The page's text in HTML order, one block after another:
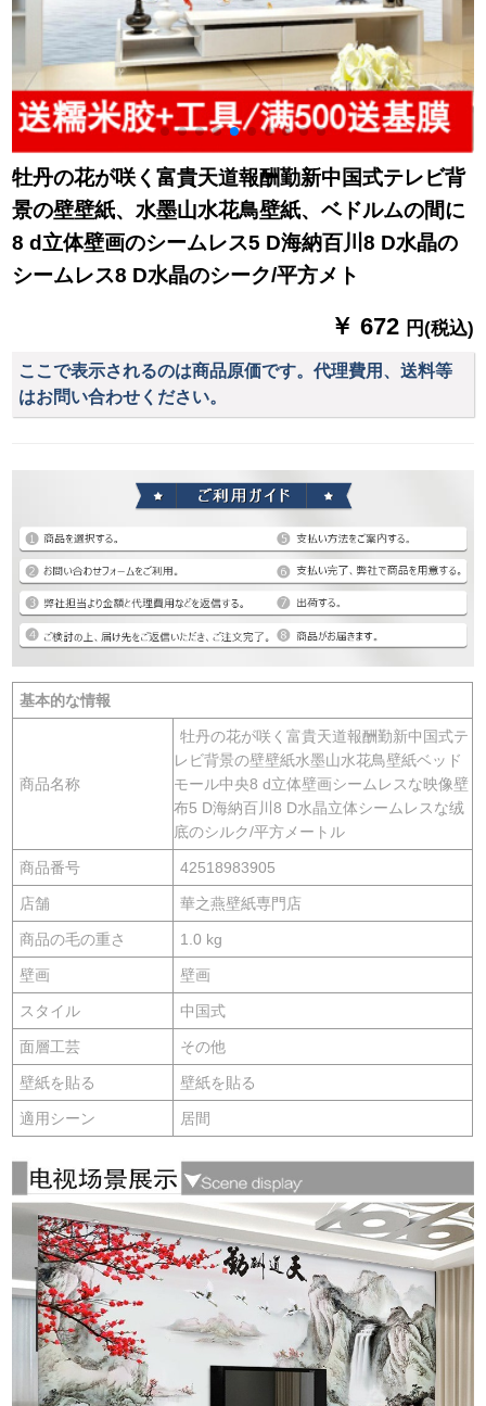
牡丹の花が咲く富貴天道報酬勤新中国式テレビ背
景の壁壁紙、水墨山水花鳥壁紙、ベドルムの間に
8 d立体壁画のシームレス5 D海納百川8 D水晶の
シームレス8 D水晶のシーク/平方メト
￥ 672 円(税込)
ここで表示されるのは商品原価です。代理費用、送料等
はお問い合わせください。
基本的な情報
商品名称
牡丹の花が咲く富貴天道報酬勤新中国式テ
レビ背景の壁壁紙水墨山水花鳥壁紙ベッド
モール中央8 d立体壁画シームレスな映像壁
布5 D海納百川8 D水晶立体シームレスな绒
底のシルク/平方メートル
商品番号 42518983905
店舗 華之燕壁紙専門店
商品の毛の重さ 1.0 kg
壁画 壁画
スタイル 中国式
面層工芸 その他
壁紙を貼る 壁紙を貼る
適用シーン 居間